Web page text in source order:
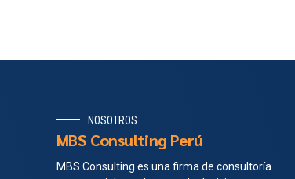
NOSOTROS
MBS Consulting Perú
MBS Consulting es una firma de consultoría